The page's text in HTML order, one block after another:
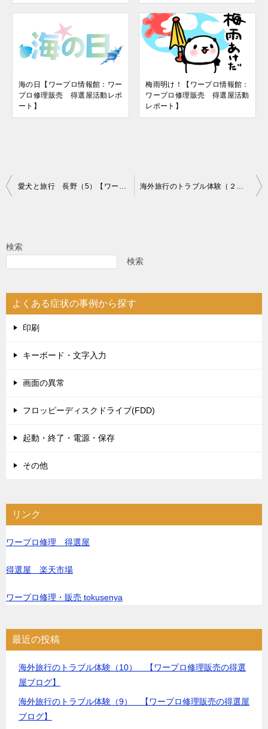
海の日【ワープロ情報館：ワー
プロ修理販売 得選屋活動レポ
ート】
梅雨明け！【ワープロ情報館：
ワープロ修理販売 得選屋活動
レポート】
投
ビ
シ
ョ
愛犬と旅行 長野（5）【ワープロ修理販売の得選屋ブログ】 海外旅行のトラブル体験（２） 【ワープロ修理販売の得選屋ブログ】
検索
検索
よくある症状の事例から探す
印刷
キーボード・文字入力
画面の異常
フロッピーディスクドライブ(FDD)
起動・終了・電源・保存
その他
リンク
ワープロ修理 得選屋
得選屋 楽天市場
ワープロ修理・販売 tokusenya
最近の投稿
海外旅行のトラブル体験（10） 【ワープロ修理販売の得選
屋ブログ】
海外旅行のトラブル体験（9） 【ワープロ修理販売の得選屋
ブログ】